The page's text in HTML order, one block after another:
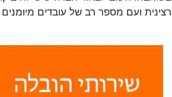
רצינית ועם מספר רב של עובדים מיומנים